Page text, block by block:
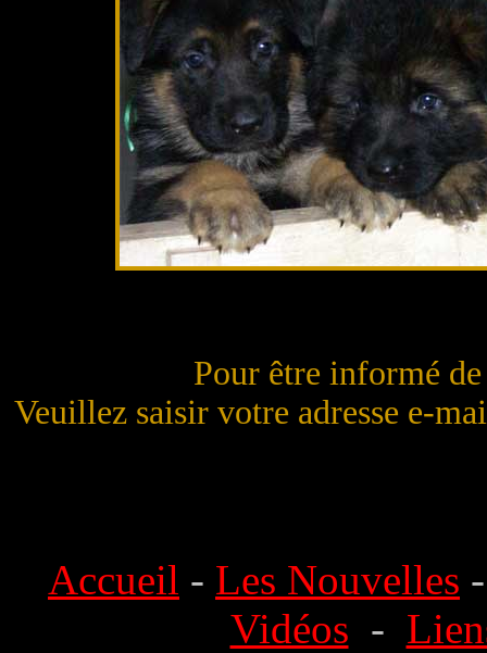
Pour être informé
Veuillez saisir votre adresse e-
Accueil - Les Nouvelles
Vidéos -